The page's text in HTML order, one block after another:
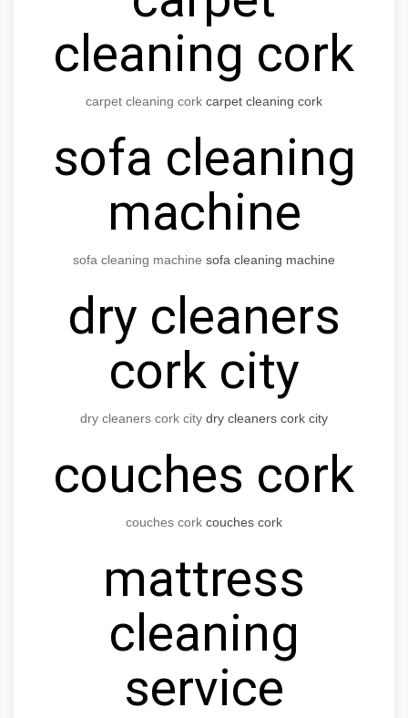
cleaning cork
carpet cleaning cork carpet cleaning cork
sofa cleaning
machine
sofa cleaning machine sofa cleaning machine
dry cleaners
cork city
dry cleaners cork city dry cleaners cork city
couches cork
couches cork couches cork
mattress
cleaning
service